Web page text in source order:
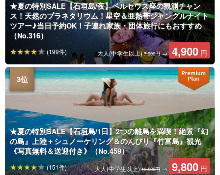
★夏の特別SALE【石垣島/夜】ペルセウス座の観測チャン
ス！天然のプラネタリウム！星空＆亜熱帯ジャングルナイト
ツアー♪当日予約OK！子連れ家族・団体旅行にもおすすめ
（No.316）
大人(中学生以上)7,900円→ 4,900 円
(199件)
★夏の特別SALE【石垣島/1日】2つの離島を満喫！絶景『幻
の島』上陸＋シュノーケリング＆のんびり『竹富島』観光
《写真無料＆送迎付き》（No.459）
大人(中学生以上) 19,600円 → 9,800 円
(151件)